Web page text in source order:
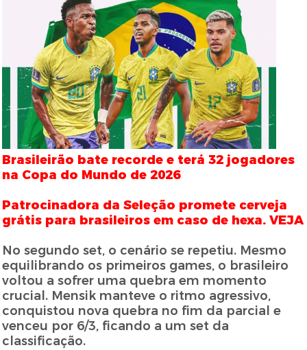
Brasileirão bate recorde e terá 32 jogadores
na Copa do Mundo de 2026
Patrocinadora da Seleção promete cerveja
grátis para brasileiros em caso de hexa. VEJA
No segundo set, o cenário se repetiu. Mesmo
equilibrando os primeiros games, o brasileiro
voltou a sofrer uma quebra em momento
crucial. Mensik manteve o ritmo agressivo,
conquistou nova quebra no fim da parcial e
venceu por 6/3, ficando a um set da
classificação.